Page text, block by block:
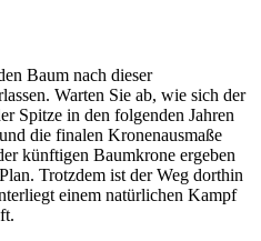
Baum nach dieser
Warten Sie ab, wie sich der
Spitze in den folgenden Jahren
die finalen Kronenausmaße
künftigen Baumkrone ergeben
Trotzdem ist der Weg dorthin
einem natürlichen Kampf